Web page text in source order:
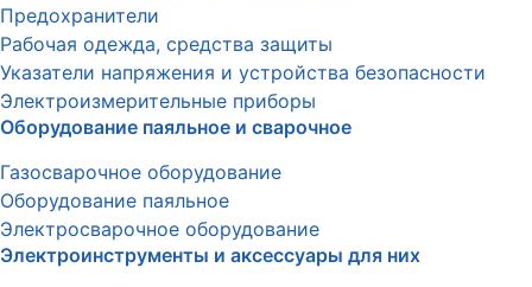
Предохранители
Рабочая одежда, средства защиты
Указатели напряжения и устройства безопасности
Электроизмерительные приборы
Оборудование паяльное и сварочное
Газосварочное оборудование
Оборудование паяльное
Электросварочное оборудование
Электроинструменты и аксессуары для них